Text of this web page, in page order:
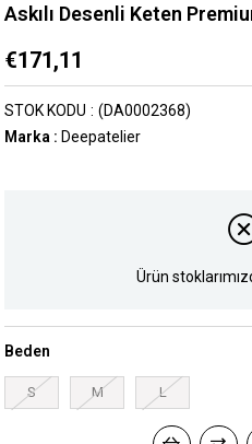
Askılı Desenli Keten
€171,11
(DA0002368)
STOK KODU
Marka : Deepatelier
Ürün
Beden
S M L